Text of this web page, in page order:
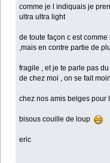
comme je l indiquais je
ultra ultra light
de toute façon c est
,mais en contre partie de
fragile , et je te parle pas
de chez moi , on se fait
chez nos amis belges
bisous couille de loup
eric